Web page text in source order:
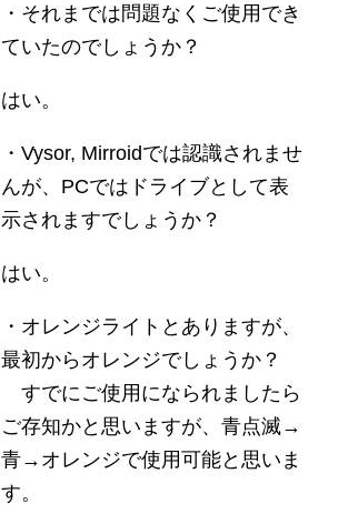
・それまでは問題なくご使用でき
ていたのでしょうか？
はい。
・Vysor, Mirroidでは認識されませ
んが、PCではドライブとして表
示されますでしょうか？
はい。
・オレンジライトとありますが、
最初からオレンジでしょうか？
すでにご使用になられましたら
ご存知かと思いますが、青点滅→
青→オレンジで使用可能と思いま
す。